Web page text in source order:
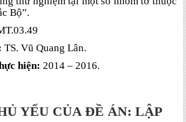
Bộ”.
TS. Vũ Quang Lân.
hiện: 2014 – 2016.
YẾU CỦA ĐỀ ÁN: LẬP